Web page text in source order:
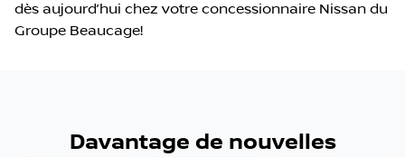
dès aujourd’hui chez votre concessionnaire Nissan du
Groupe Beaucage!
Davantage de nouvelles